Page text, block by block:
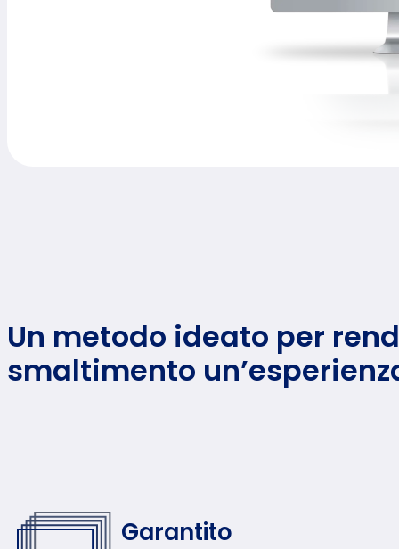
Un metodo ideato per
smaltimento
Garantito